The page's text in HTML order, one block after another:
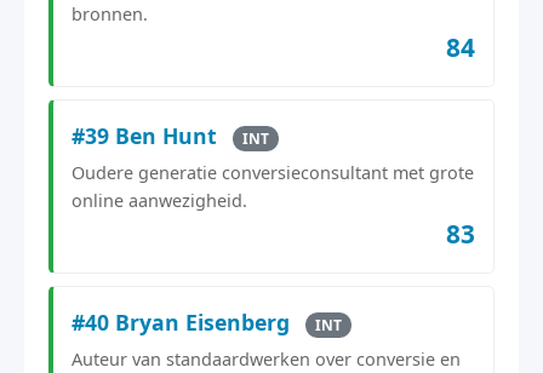
bronnen.
84
#39 Ben Hunt INT
Oudere generatie conversieconsultant met grote
online aanwezigheid.
83
#40 Bryan Eisenberg INT
Auteur van standaardwerken over conversie en